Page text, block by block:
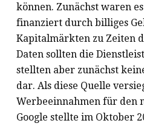
können. Zunächst waren
finanziert durch billiges
Kapitalmärkten zu Zeiten
Daten sollten die
stellten aber zunächst
dar. Als diese Quelle
Werbeeinnahmen für den
Google stellte im Oktober